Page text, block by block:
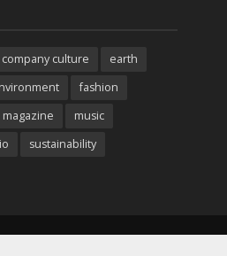
company culture
earth
fashion
magazine
music
sustainability